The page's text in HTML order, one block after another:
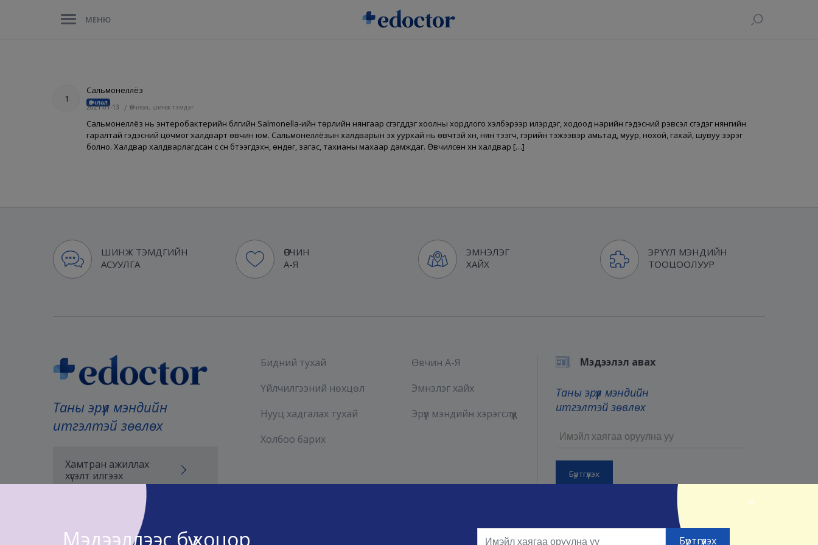
МЕНЮ
1
Сальмонеллёз
Өвчлөл
2021-01-13 / Өвчлөл, шинж тэмдэг
Сальмонеллёз нь энтеробактерийн бүлгийн Salmonella-ийн төрлийн нянгаар үүсгэгддэг хоолны хордлого хэлбэрээр илэрдэг, ходоод нарийн гэдэсний үрэвсэл үүсгэдэг нянгийн
гаралтай гэдэсний цочмог халдварт өвчин юм. Сальмонеллёзын халдварын эх уурхай нь өвчтэй хүн, нян тээгч, гэрийн тэжээвэр амьтад, муур, нохой, гахай, шувуу зэрэг
болно. Халдвар халдварлагдсан сүү сүүн бүтээгдэхүүн, өндөг, загас, тахианы махаар дамждаг. Өвчилсөн хүн халдвар […]
Мэдээллээс бүү хоцор
ШИНЖ ТЭМДГИЙН
АСУУЛГА
ӨВЧИН
А-Я
ЭМНЭЛЭГ
ХАЙХ
ЭРҮҮЛ МЭНДИЙН
ТООЦООЛУУР
Таны эрүүл мэндийн
итгэлтэй зөвлөх
Хамтран ажиллах
хүсэлт илгээх
Бидний тухай
Үйлчилгээний нөхцөл
Нууц хадгалах тухай
Холбоо барих
Өвчин А-Я
Эмнэлэг хайх
Эрүүл мэндийн хэрэгслүүд
Мэдээлэл авах
Таны эрүүл мэндийн
итгэлтэй зөвлөх
Үйлчилгээний нөхцөл
зөвшөөрсөнд тооцно.